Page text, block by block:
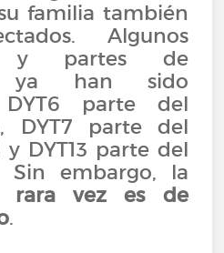
familia también
Algunos
y partes de
ya han sido
DYT6 parte del
DYT7 parte del
DYT13 parte del
Sin embargo, la
rara vez es de
.